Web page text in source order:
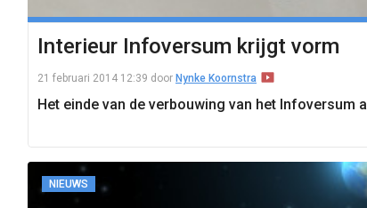
Interieur Infoversum krijgt vorm
21 februari 2014 12:39 door Nynke Koornstra
Het einde van de verbouwing van het Infoversum
NIEUWS